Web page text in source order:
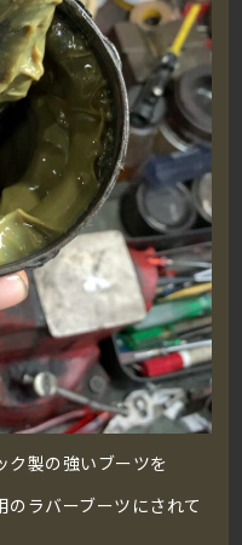
ク製の強いブーツを
ラバーブーツにされて